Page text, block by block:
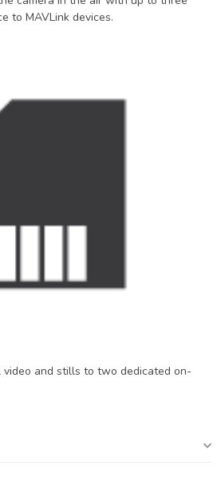
to MAVLink devices.
video and stills to two dedicated on-